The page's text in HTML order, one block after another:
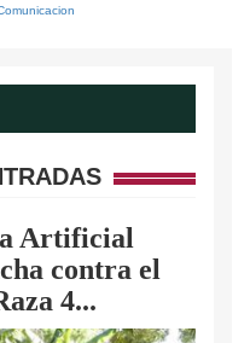
Artificial
contra el
4...